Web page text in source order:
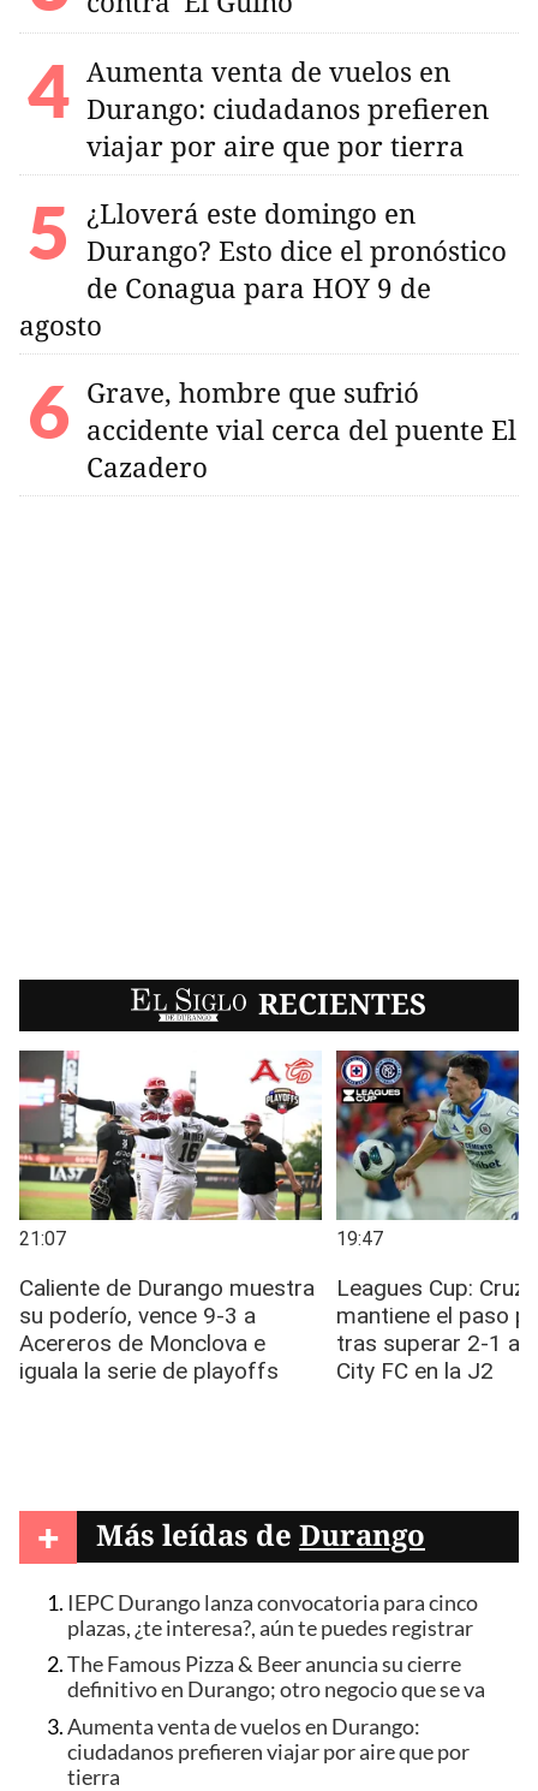
Aumenta venta de vuelos en
Durango: ciudadanos prefieren
viajar por aire que por tierra
¿Lloverá este domingo en
Durango? Esto dice el pronóstico
de Conagua para HOY 9 de
agosto
Grave, hombre que sufrió
accidente vial cerca del puente El
Cazadero
EL SIGLO RECIENTES
+ Más leídas de Durango
IEPC Durango lanza convocatoria para cinco
plazas, ¿te interesa?, aún te puedes registrar
The Famous Pizza & Beer anuncia su cierre
definitivo en Durango; otro negocio que se va
Aumenta venta de vuelos en Durango:
ciudadanos prefieren viajar por aire que por
tierra